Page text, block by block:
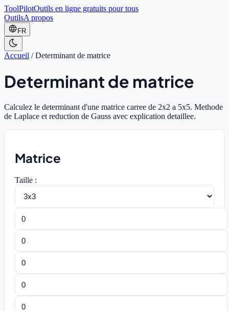
ToolPilotOutils en ligne gratuits pour tous
OutilsA propos
FR
Accueil /Determinant de matrice
Determinant de matrice
Calculez le determinant d'une matrice carree de 2x2 a 5x5. Methode
de Laplace et reduction de Gauss avec explication detaillee.
Matrice
Taille :